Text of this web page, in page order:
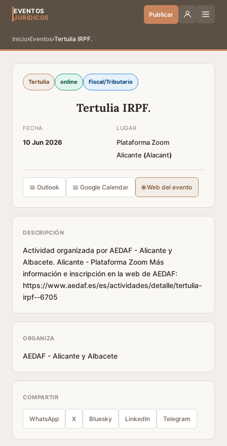
EVENTOS
JURÍDICOS
Publicar
Inicio›Eventos›Tertulia IRPF.
Tertulia online Fiscal/Tributario
Tertulia IRPF.
FECHA
10 Jun 2026
LUGAR
Plataforma Zoom
Alicante (Alacant)
📅 Outlook 📅 Google Calendar 🌐 Web del evento
DESCRIPCIÓN
Actividad organizada por AEDAF - Alicante y
Albacete. Alicante - Plataforma Zoom Más
información e inscripción en la web de AEDAF:
https://www.aedaf.es/es/actividades/detalle/tertulia-
irpf--6705
ORGANIZA
AEDAF - Alicante y Albacete
COMPARTIR
WhatsApp X Bluesky LinkedIn Telegram